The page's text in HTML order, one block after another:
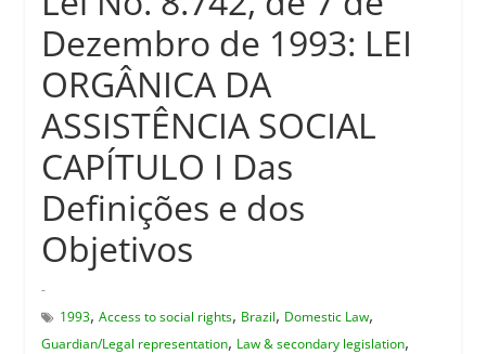
Dezembro de 1993: LEI
ORGÂNICA DA
ASSISTÊNCIA SOCIAL
CAPÍTULO I Das
Definições e dos
Objetivos
-
1993, Access to social rights, Brazil, Domestic Law,
Guardian/Legal representation, Law & secondary legislation,